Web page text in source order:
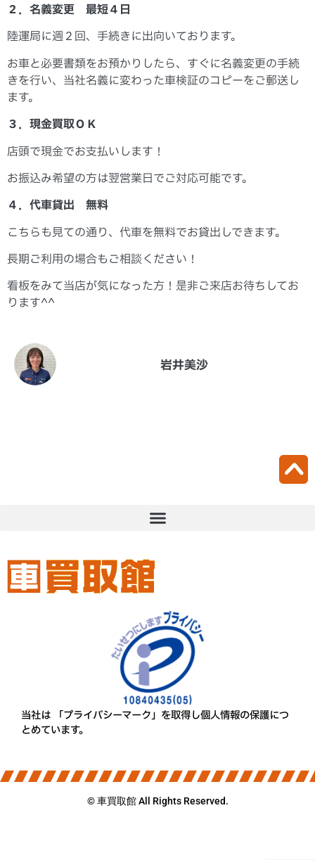
２．名義変更 最短４日
陸運局に週２回、手続きに出向いております。
お車と必要書類をお預かりしたら、すぐに名義変更の手続
きを行い、当社名義に変わった車検証のコピーをご郵送し
ます。
３．現金買取ＯＫ
店頭で現金でお支払いします！
お振込み希望の方は翌営業日でご対応可能です。
４．代車貸出 無料
こちらも見ての通り、代車を無料でお貸出しできます。
長期ご利用の場合もご相談ください！
看板をみて当店が気になった方！是非ご来店お待ちしてお
ります^^
岩井美沙
当社は 「プライバシーマーク」を取得し個人情報の保護につ
とめています。
© 車買取館 All Rights Reserved.